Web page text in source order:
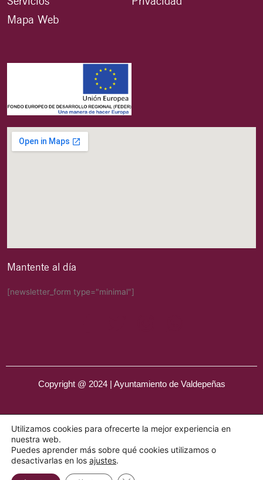
Mapa Web
Mantente al día
[newsletter_form type="minimal"]
Copyright @ 2024 | Ayuntamiento de Valdepeñas
Utilizamos cookies para ofrecerte la mejor experiencia en
nuestra web.
Puedes aprender más sobre qué cookies utilizamos o
desactivarlas en los ajustes.